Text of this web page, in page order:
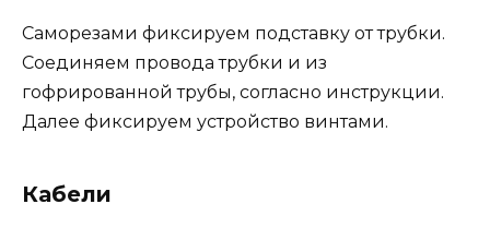
Саморезами фиксируем подставку от трубки.
Соединяем провода трубки и из
гофрированной трубы, согласно инструкции.
Далее фиксируем устройство винтами.
Кабели